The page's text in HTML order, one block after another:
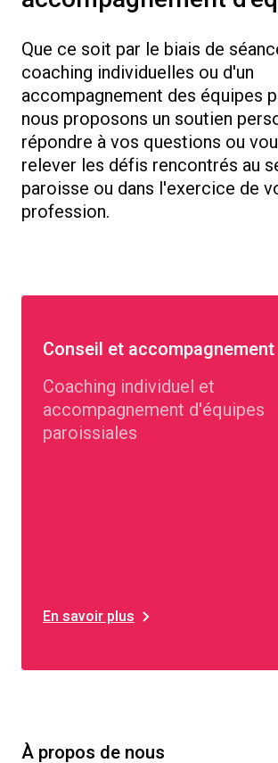
Que ce soit par le biais de
coaching individuelles ou d'un
accompagnement des équipes
nous proposons un soutien
répondre à vos questions ou
relever les défis rencontrés au
paroisse ou dans l'exercice de
profession.
Conseil et accompagnement
Coaching individuel et
accompagnement d'équipes
paroissiales
En savoir plus
À propos de nous